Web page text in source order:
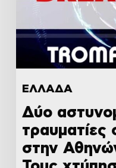
ΕΛΛΑΔΑ
Δύο
τραυματίες
στην